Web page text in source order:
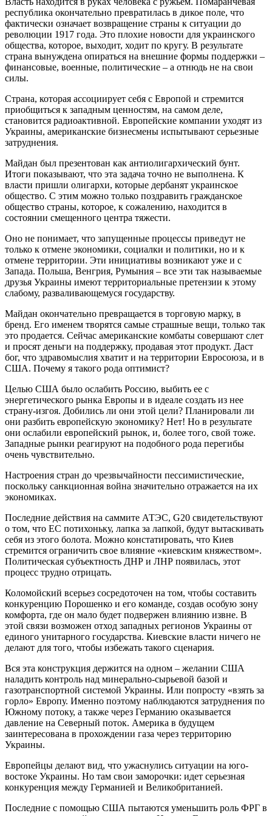
республика окончательно превратилась в дикое поле, что
фактически означает возвращение страны к ситуации до
революции 1917 года. Это плохие новости для украинского
общества, которое, выходит, ходит по кругу. В результате
страна вынуждена опираться на внешние формы поддержки –
финансовые, военные, политические – а отнюдь не на свои
силы.
Страна, которая ассоциирует себя с Европой и стремится
приобщиться к западным ценностям, на самом деле,
становится радиоактивной. Европейские компании уходят из
Украины, американские бизнесмены испытывают серьезные
затруднения.
Майдан был презентован как антиолигархический бунт.
Итоги показывают, что эта задача точно не выполнена. К
власти пришли олигархи, которые дербанят украинское
общество. С этим можно только поздравить гражданское
общество страны, которое, к сожалению, находится в
состоянии смещенного центра тяжести.
Оно не понимает, что запущенные процессы приведут не
только к отмене экономики, социалки и политики, но и к
отмене территории. Эти инициативы возникают уже и с
Запада. Польша, Венгрия, Румыния – все эти так называемые
друзья Украины имеют территориальные претензии к этому
слабому, разваливающемуся государству.
Майдан окончательно превращается в торговую марку, в
бренд. Его именем творятся самые страшные вещи, только так
это продается. Сейчас американские комбаты совершают слет
и просят деньги на поддержку, продавая этот продукт. Даст
бог, что здравомыслия хватит и на территории Евросоюза, и в
США. Почему я такого рода оптимист?
Целью США было ослабить Россию, выбить ее с
энергетического рынка Европы и в идеале создать из нее
страну-изгоя. Добились ли они этой цели? Планировали ли
они разбить европейскую экономику? Нет! Но в результате
они ослабили европейский рынок, и, более того, свой тоже.
Западные рынки реагируют на подобного рода перегибы
очень чувствительно.
Настроения стран до чрезвычайности пессимистические,
поскольку санкционная война значительно отражается на их
экономиках.
Последние действия на саммите АТЭС, G20 свидетельствуют
о том, что ЕС потихоньку, лапка за лапкой, будут вытаскивать
себя из этого болота. Можно констатировать, что Киев
стремится ограничить свое влияние «киевским княжеством».
Политическая субъектность ДНР и ЛНР появилась, этот
процесс трудно отрицать.
Коломойский всерьез сосредоточен на том, чтобы составить
конкуренцию Порошенко и его команде, создав особую зону
комфорта, где он мало будет подвержен влиянию извне. В
этой связи возможен отход западных регионов Украины от
единого унитарного государства. Киевские власти ничего не
делают для того, чтобы избежать такого сценария.
Вся эта конструкция держится на одном – желании США
наладить контроль над минерально-сырьевой базой и
газотранспортной системой Украины. Или попросту «взять за
горло» Европу. Именно поэтому наблюдаются затруднения по
Южному потоку, а также через Германию оказывается
давление на Северный поток. Америка в будущем
заинтересована в прохождении газа через территорию
Украины.
Европейцы делают вид, что ужаснулись ситуации на юго-
востоке Украины. Но там свои заморочки: идет серьезная
конкуренция между Германией и Великобританией.
Последние с помощью США пытаются уменьшить роль ФРГ в